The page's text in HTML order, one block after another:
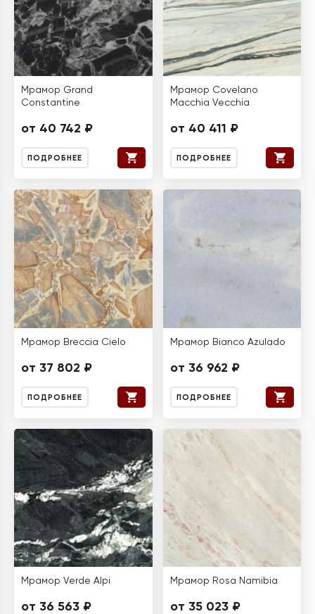
Мрамор Grand
Constantine
от 40 742 ₽
ПОДРОБНЕЕ
Мрамор Covelano
Macchia Vecchia
от 40 411 ₽
ПОДРОБНЕЕ
Мрамор Breccia Cielo
от 37 802 ₽
ПОДРОБНЕЕ
Мрамор Bianco Azulado
от 36 962 ₽
ПОДРОБНЕЕ
Мрамор Verde Alpi
от 36 563 ₽
Мрамор Rosa Namibia
от 35 023 ₽